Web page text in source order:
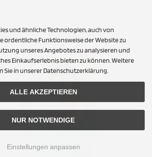
und ähnliche Technologien, auch von
ordentliche Funktionsweise der Website zu
unseres Angebotes zu analysieren und
Einkaufserlebnis bieten zu können. Weitere
in unserer Datenschutzerklärung.
ALLE AKZEPTIEREN
NUR NOTWENDIGE
Einstellungen anpassen